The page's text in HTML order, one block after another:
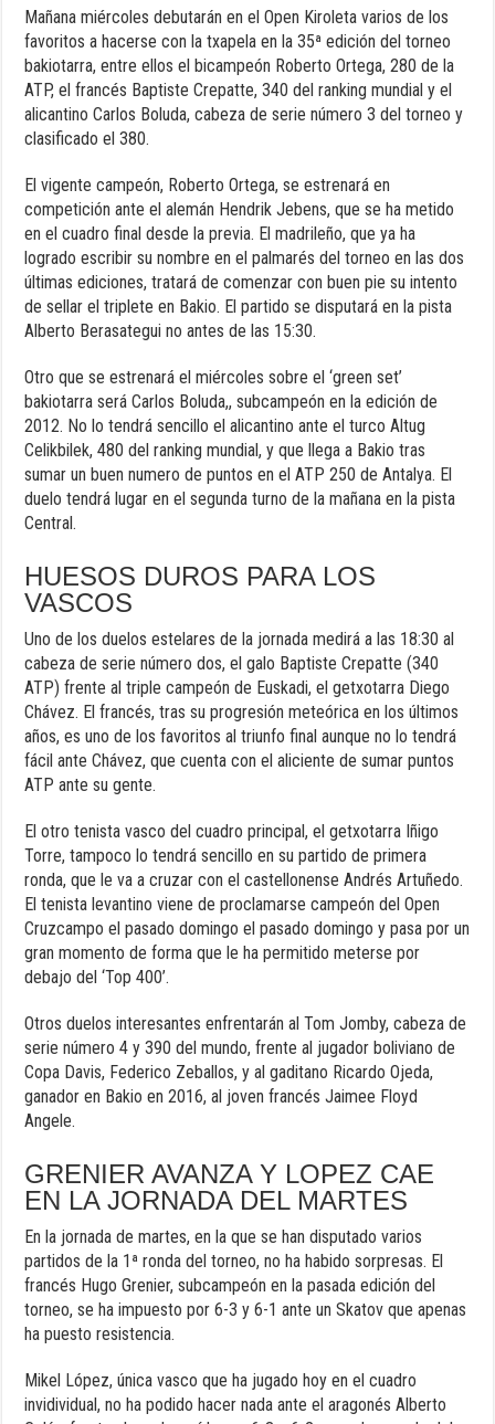
Mañana miércoles debutarán en el Open Kiroleta varios de los
favoritos a hacerse con la txapela en la 35ª edición del torneo
bakiotarra, entre ellos el bicampeón Roberto Ortega, 280 de la
ATP, el francés Baptiste Crepatte, 340 del ranking mundial y el
alicantino Carlos Boluda, cabeza de serie número 3 del torneo y
clasificado el 380.
El vigente campeón, Roberto Ortega, se estrenará en
competición ante el alemán Hendrik Jebens, que se ha metido
en el cuadro final desde la previa. El madrileño, que ya ha
logrado escribir su nombre en el palmarés del torneo en las dos
últimas ediciones, tratará de comenzar con buen pie su intento
de sellar el triplete en Bakio. El partido se disputará en la pista
Alberto Berasategui no antes de las 15:30.
Otro que se estrenará el miércoles sobre el ‘green set’
bakiotarra será Carlos Boluda,, subcampeón en la edición de
2012. No lo tendrá sencillo el alicantino ante el turco Altug
Celikbilek, 480 del ranking mundial, y que llega a Bakio tras
sumar un buen numero de puntos en el ATP 250 de Antalya. El
duelo tendrá lugar en el segunda turno de la mañana en la pista
Central.
HUESOS DUROS PARA LOS
VASCOS
Uno de los duelos estelares de la jornada medirá a las 18:30 al
cabeza de serie número dos, el galo Baptiste Crepatte (340
ATP) frente al triple campeón de Euskadi, el getxotarra Diego
Chávez. El francés, tras su progresión meteórica en los últimos
años, es uno de los favoritos al triunfo final aunque no lo tendrá
fácil ante Chávez, que cuenta con el aliciente de sumar puntos
ATP ante su gente.
El otro tenista vasco del cuadro principal, el getxotarra Iñigo
Torre, tampoco lo tendrá sencillo en su partido de primera
ronda, que le va a cruzar con el castellonense Andrés Artuñedo.
El tenista levantino viene de proclamarse campeón del Open
Cruzcampo el pasado domingo el pasado domingo y pasa por un
gran momento de forma que le ha permitido meterse por
debajo del ‘Top 400’.
Otros duelos interesantes enfrentarán al Tom Jomby, cabeza de
serie número 4 y 390 del mundo, frente al jugador boliviano de
Copa Davis, Federico Zeballos, y al gaditano Ricardo Ojeda,
ganador en Bakio en 2016, al joven francés Jaimee Floyd
Angele.
GRENIER AVANZA Y LOPEZ CAE
EN LA JORNADA DEL MARTES
En la jornada de martes, en la que se han disputado varios
partidos de la 1ª ronda del torneo, no ha habido sorpresas. El
francés Hugo Grenier, subcampeón en la pasada edición del
torneo, se ha impuesto por 6-3 y 6-1 ante un Skatov que apenas
ha puesto resistencia.
Mikel López, única vasco que ha jugado hoy en el cuadro
invidividual, no ha podido hacer nada ante el aragonés Alberto